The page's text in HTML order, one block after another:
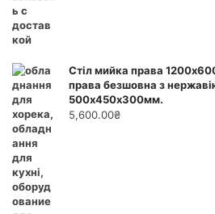
Стіл мийка права
права безшовна з
500х450х300мм.
5,600.00₴